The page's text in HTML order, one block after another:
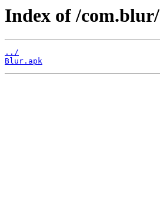
Index of /com.blur/
../
Blur.apk